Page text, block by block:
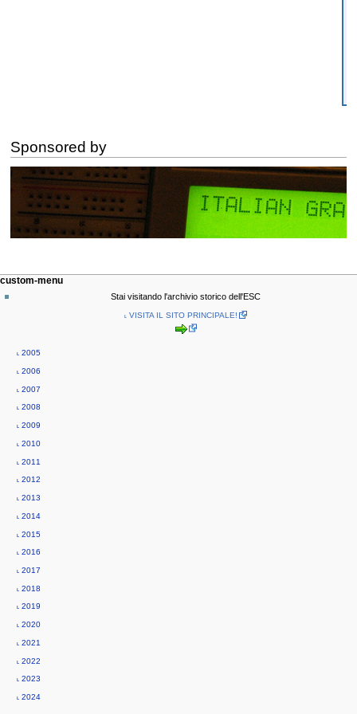
Sponsored by
N
a
page actions
source
personal tools
custom-menu
Stai visitando l'archivio storico dell'ESC
˪ VISITA IL SITO PRINCIPALE!
˪ 2005
˪ 2006
˪ 2007
˪ 2008
˪ 2009
˪ 2010
˪ 2011
˪ 2012
˪ 2013
˪ 2014
˪ 2015
˪ 2016
˪ 2017
˪ 2018
˪ 2019
˪ 2020
˪ 2021
˪ 2022
˪ 2023
˪ 2024